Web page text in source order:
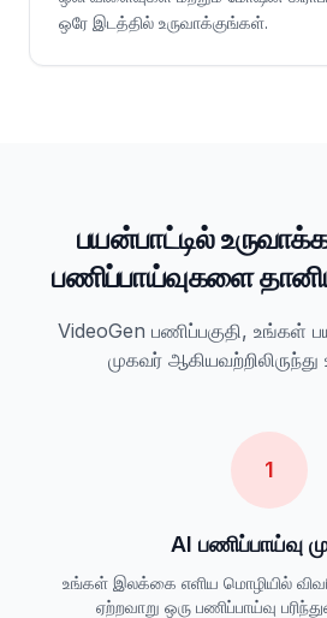
ஒரே இடத்தில் உருவாக்குங்கள்.
பயன்பாட்டில்
பணிப்பாய்வுகளை
VideoGen பணிப்பகுதி, உங்கள்
முகவர் ஆகியவற்றிலிருந்து
1
AI பணிப்பாய்வு
உங்கள் இலக்கை எளிய மொழியில்
ஏற்றவாறு ஒரு பணிப்பாய்வு